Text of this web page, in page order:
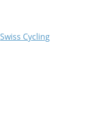
Swiss Cycling